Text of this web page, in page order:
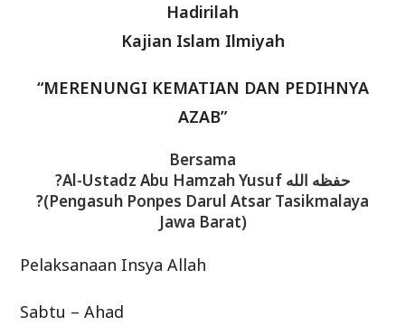
Hadirilah
Kajian Islam Ilmiyah
“MERENUNGI KEMATIAN DAN PEDIHNYA
AZAB”
Bersama
?Al-Ustadz Abu Hamzah Yusuf حفظه الله
?(Pengasuh Ponpes Darul Atsar Tasikmalaya
Jawa Barat)
Pelaksanaan Insya Allah
Sabtu – Ahad